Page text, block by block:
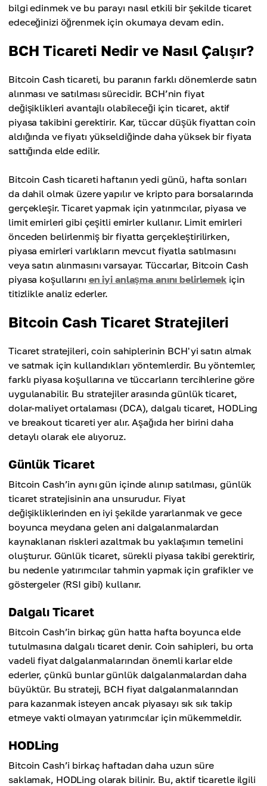
bilgi edinmek ve bu parayı nasıl etkili bir şekilde ticaret
edeceğinizi öğrenmek için okumaya devam edin.
BCH Ticareti Nedir ve Nasıl Çalışır?
Bitcoin Cash ticareti, bu paranın farklı dönemlerde satın
alınması ve satılması sürecidir. BCH’nin fiyat
değişiklikleri avantajlı olabileceği için ticaret, aktif
piyasa takibini gerektirir. Kar, tüccar düşük fiyattan coin
aldığında ve fiyatı yükseldiğinde daha yüksek bir fiyata
sattığında elde edilir.
Bitcoin Cash ticareti haftanın yedi günü, hafta sonları
da dahil olmak üzere yapılır ve kripto para borsalarında
gerçekleşir. Ticaret yapmak için yatırımcılar, piyasa ve
limit emirleri gibi çeşitli emirler kullanır. Limit emirleri
önceden belirlenmiş bir fiyatta gerçekleştirilirken,
piyasa emirleri varlıkların mevcut fiyatla satılmasını
veya satın alınmasını varsayar. Tüccarlar, Bitcoin Cash
piyasa koşullarını en iyi anlaşma anını belirlemek için
titizlikle analiz ederler.
Bitcoin Cash Ticaret Stratejileri
Ticaret stratejileri, coin sahiplerinin BCH'yi satın almak
ve satmak için kullandıkları yöntemlerdir. Bu yöntemler,
farklı piyasa koşullarına ve tüccarların tercihlerine göre
uygulanabilir. Bu stratejiler arasında günlük ticaret,
dolar-maliyet ortalaması (DCA), dalgalı ticaret, HODLing
ve breakout ticareti yer alır. Aşağıda her birini daha
detaylı olarak ele alıyoruz.
Günlük Ticaret
Bitcoin Cash’in aynı gün içinde alınıp satılması, günlük
ticaret stratejisinin ana unsurudur. Fiyat
değişikliklerinden en iyi şekilde yararlanmak ve gece
boyunca meydana gelen ani dalgalanmalardan
kaynaklanan riskleri azaltmak bu yaklaşımın temelini
oluşturur. Günlük ticaret, sürekli piyasa takibi gerektirir,
bu nedenle yatırımcılar tahmin yapmak için grafikler ve
göstergeler (RSI gibi) kullanır.
Dalgalı Ticaret
Bitcoin Cash’in birkaç gün hatta hafta boyunca elde
tutulmasına dalgalı ticaret denir. Coin sahipleri, bu orta
vadeli fiyat dalgalanmalarından önemli karlar elde
ederler, çünkü bunlar günlük dalgalanmalardan daha
büyüktür. Bu strateji, BCH fiyat dalgalanmalarından
para kazanmak isteyen ancak piyasayı sık sık takip
etmeye vakti olmayan yatırımcılar için mükemmeldir.
HODLing
Bitcoin Cash’i birkaç haftadan daha uzun süre
saklamak, HODLing olarak bilinir. Bu, aktif ticaretle ilgili